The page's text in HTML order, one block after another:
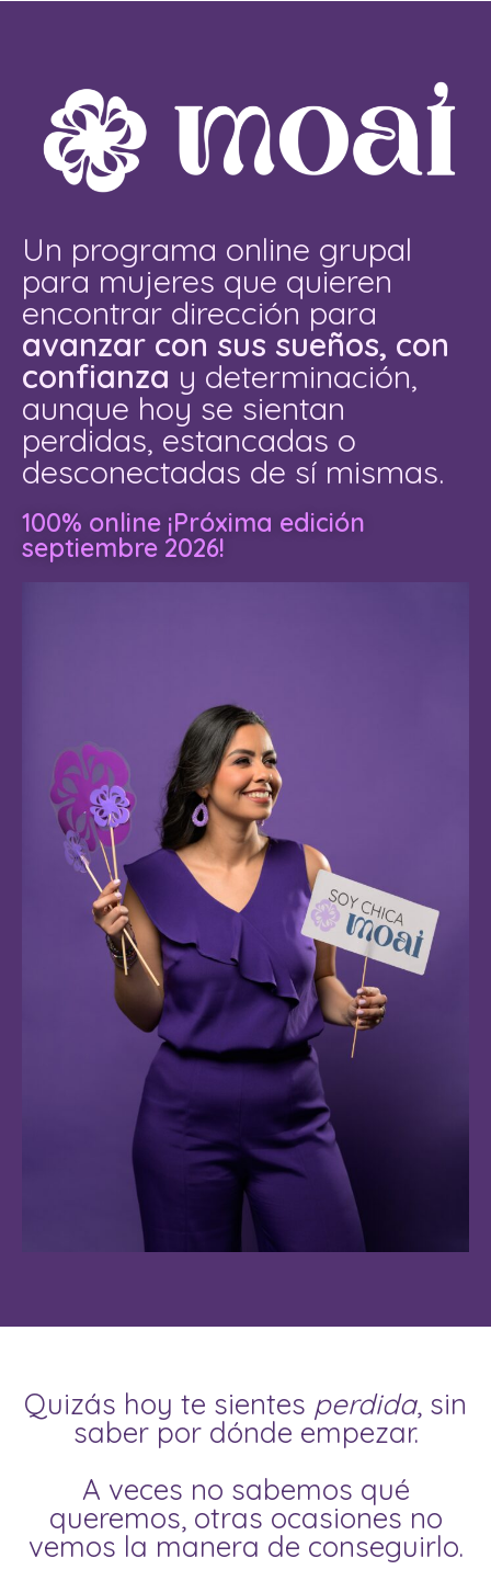
Un programa online grupal
para mujeres que quieren
encontrar dirección para
avanzar con sus sueños, con
confianza y determinación,
aunque hoy se sientan
perdidas, estancadas o
desconectadas de sí mismas.
100% online ¡Próxima edición
septiembre 2026!
Quizás hoy te sientes perdida, sin
saber por dónde empezar.
A veces no sabemos qué
queremos, otras ocasiones no
vemos la manera de conseguirlo.